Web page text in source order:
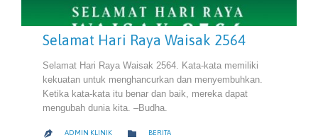
Selamat Hari Raya Waisak 2564
Selamat Hari Raya Waisak 2564. Kata-kata memiliki
kekuatan untuk menghancurkan dan menyembuhkan.
Ketika kata-kata itu benar dan baik, mereka dapat
mengubah dunia kita. –Budha.
 ADMIN KLINIK  CATEGORY
BERITA